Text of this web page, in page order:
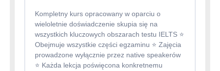
Kompletny kurs opracowany w oparciu o
wieloletnie doświadczenie skupia się na
wszystkich kluczowych obszarach testu IELTS ⭐️
Obejmuje wszystkie części egzaminu ⭐️ Zajęcia
prowadzone wyłącznie przez native speakerów
⭐️ Każda lekcja poświęcona konkretnemu